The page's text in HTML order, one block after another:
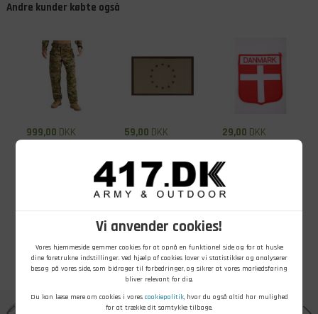
Vi anvender cookies!
Vores hjemmeside gemmer cookies for at opnå en funktionel side og for at huske
dine foretrukne indstillinger. Ved hjælp af cookies laver vi statistikker og analyserer
besøg på vores side, som bidrager til forbedringer, og sikrer at vores markedsføring
bliver relevant for dig.
Du kan læse mere om cookies i vores cookiepolitik, hvor du også altid har mulighed
for at trække dit samtykke tilbage.
Andre kunder købte også
999,00 DKK 59,00 DKK
flag, Desert
På lager - Køb nu
29,00 DKK
med buet kant